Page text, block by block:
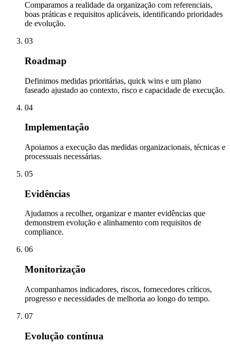
Comparamos a realidade da organização com referenciais,
boas práticas e requisitos aplicáveis, identificando prioridades
de evolução.
03
Roadmap
Definimos medidas prioritárias, quick wins e um plano
faseado ajustado ao contexto, risco e capacidade de execução.
04
Implementação
Apoiamos a execução das medidas organizacionais, técnicas e
processuais necessárias.
05
Evidências
Ajudamos a recolher, organizar e manter evidências que
demonstrem evolução e alinhamento com requisitos de
compliance.
06
Monitorização
Acompanhamos indicadores, riscos, fornecedores críticos,
progresso e necessidades de melhoria ao longo do tempo.
07
Evolução contínua